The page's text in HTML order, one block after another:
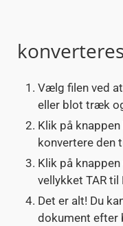
Vælg filen ved
eller blot træk
Klik på knappen
konvertere den
Klik på
vellykket TAR
Det er alt! Du
dokument efter